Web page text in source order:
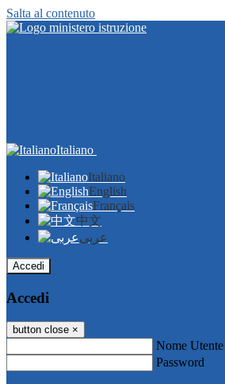
Salta al contenuto
Italiano
Italiano
English
Français
中文
عربى
Accedi
Accedi
button close ×
Nome Utente
Password